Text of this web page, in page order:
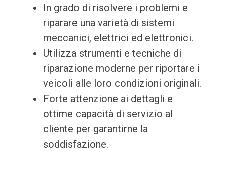
In grado di risolvere i problemi e
riparare una varietà di sistemi
meccanici, elettrici ed elettronici.
Utilizza strumenti e tecniche di
riparazione moderne per riportare i
veicoli alle loro condizioni originali.
Forte attenzione ai dettagli e
ottime capacità di servizio al
cliente per garantirne la
soddisfazione.